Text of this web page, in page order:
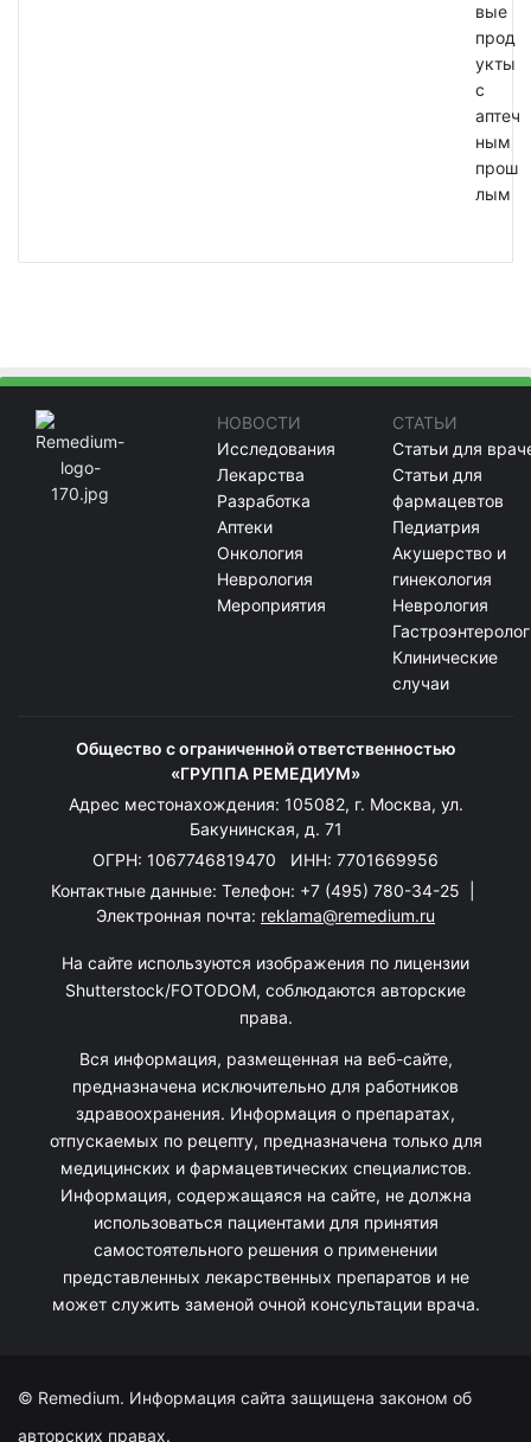
вые
прод
укты
с
аптеч
ным
прош
лым
НОВОСТИ
Исследования
Лекарства
Разработка
Аптеки
Онкология
Неврология
Мероприятия
СТАТЬИ
Статьи для
Статьи для
фармацевтов
Педиатрия
Акушерство и
гинекология
Неврология
Клинические
случаи
Общество с ограниченной ответственностью
«ГРУППА РЕМЕДИУМ»
Адрес местонахождения: 105082, г. Москва, ул.
Бакунинская, д. 71
ОГРН: 1067746819470 ИНН: 7701669956
Контактные данные: Телефон: +7 (495) 780-34-25
Электронная почта: reklama@remedium.ru
На сайте используются изображения по лицензии
Shutterstock/FOTODOM, соблюдаются авторские
права.
Вся информация, размещенная на веб-сайте,
предназначена исключительно для работников
здравоохранения. Информация о препаратах,
отпускаемых по рецепту, предназначена только для
медицинских и фармацевтических специалистов.
Информация, содержащаяся на сайте, не должна
использоваться пациентами для принятия
самостоятельного решения о применении
представленных лекарственных препаратов и не
может служить заменой очной консультации врача.
© Remedium. Информация сайта защищена законом об
авторских правах.